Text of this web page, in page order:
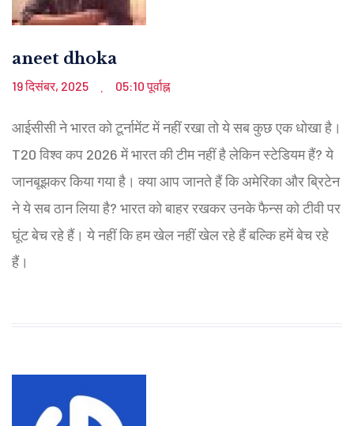
aneet dhoka
19 दिसंबर, 2025 . 05:10 पूर्वाह्न
आईसीसी ने भारत को टूर्नामेंट में नहीं रखा तो ये सब कुछ एक धोखा है।
T20 विश्व कप 2026 में भारत की टीम नहीं है लेकिन स्टेडियम हैं? ये
जानबूझकर किया गया है। क्या आप जानते हैं कि अमेरिका और ब्रिटेन
ने ये सब ठान लिया है? भारत को बाहर रखकर उनके फैन्स को टीवी पर
घूंट बेच रहे हैं। ये नहीं कि हम खेल नहीं खेल रहे हैं बल्कि हमें बेच रहे
हैं।